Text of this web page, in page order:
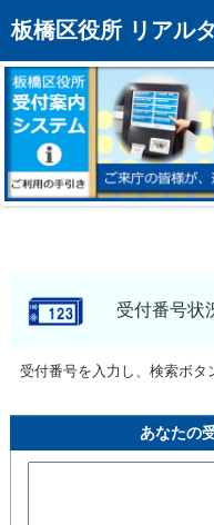
板橋区役所 リアル
トップページへ
混雑予想カレンダー
リアルタイム混雑状況
リアルタイム受付番
メール通知登録
モバイルサイト受付番号状
受付番号を入力し、検索ボタ
あなたの